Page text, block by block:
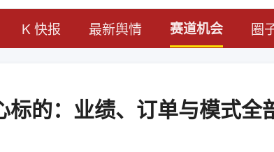
K 快报 最新舆情 赛道机会 圈
标的：业绩、订单与模式全